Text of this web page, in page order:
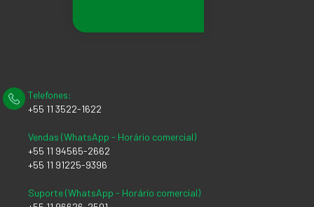
Telefones:
+55 11 3522-1622
Vendas (WhatsApp - Horário comercial)
+55 11 94565-2662
+55 11 91225-9396
Suporte (WhatsApp - Horário comercial)